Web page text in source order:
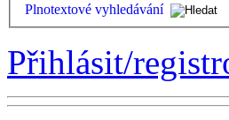
Plnotextové vyhledávání
Přihlásit/